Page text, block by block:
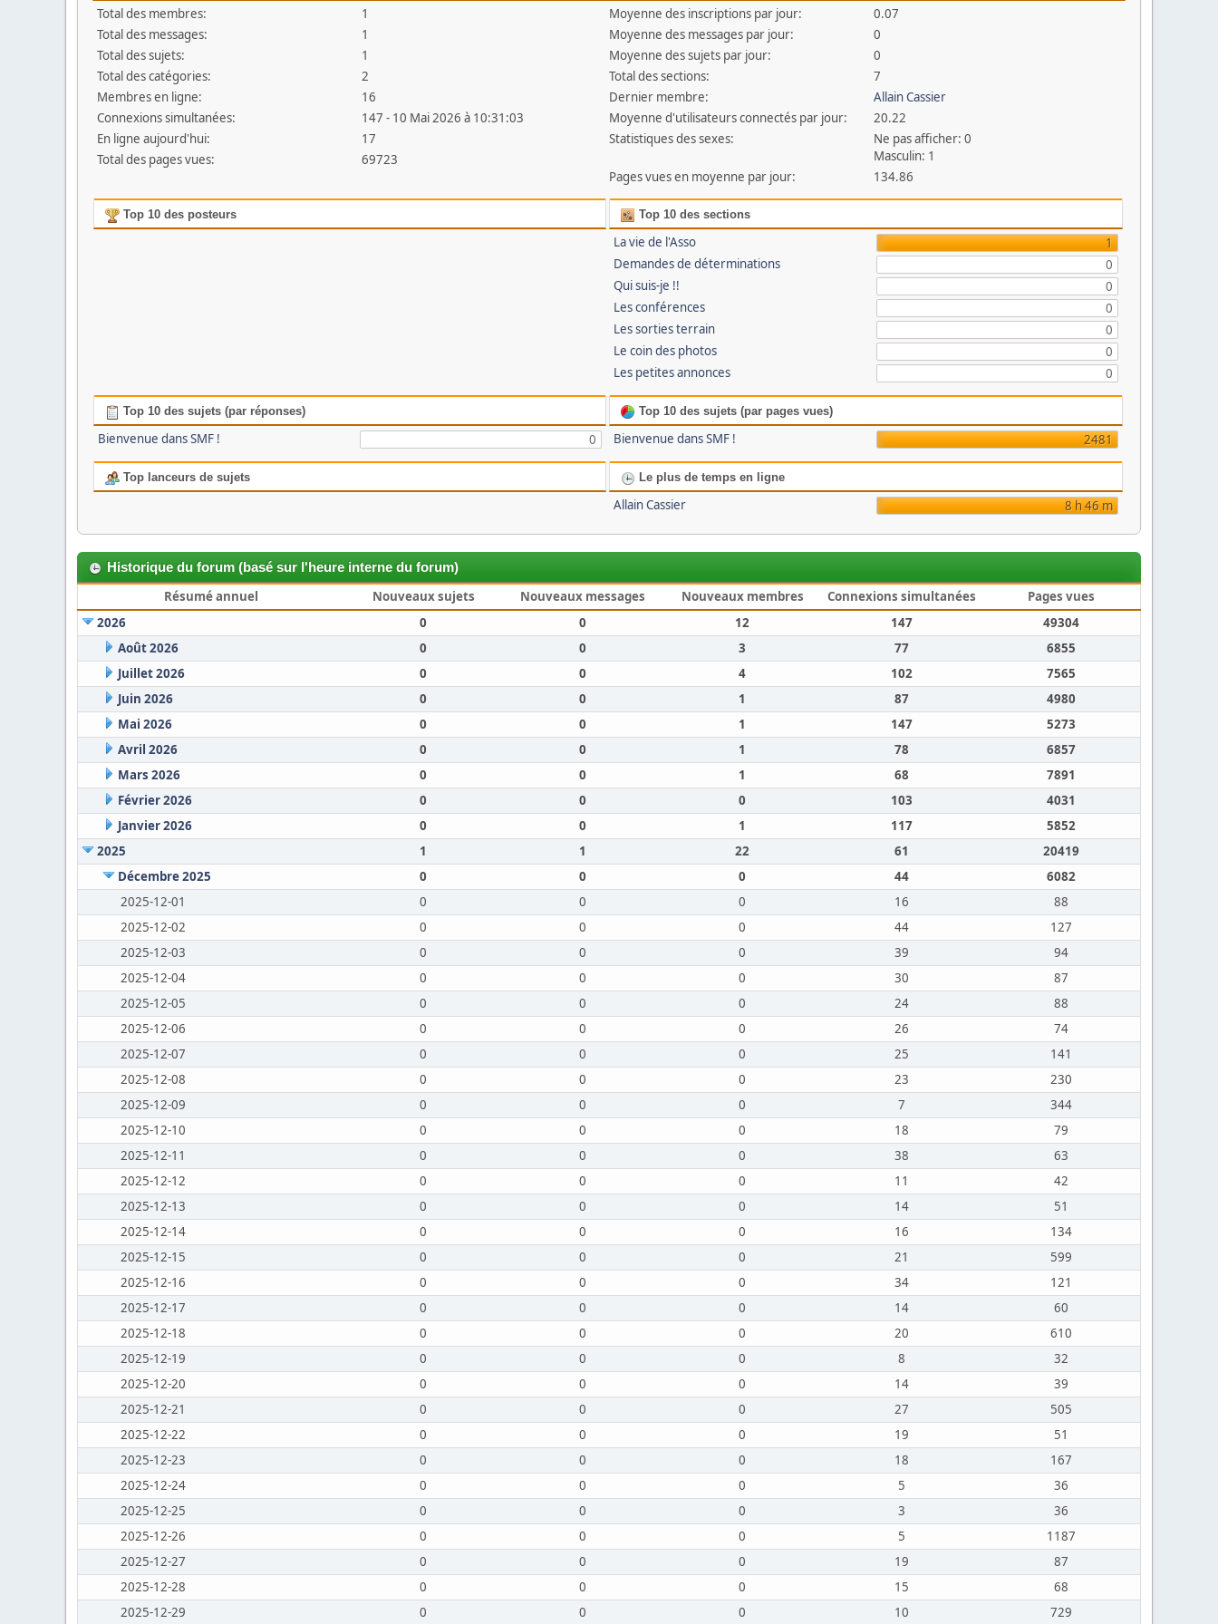
Total des membres:
1
Total des messages:
1
Total des sujets:
1
Total des catégories:
2
Membres en ligne:
16
Connexions simultanées:
147 - 10 Mai 2026 à 10:31:03
En ligne aujourd'hui:
17
Total des pages vues:
69723
Moyenne des inscriptions par jour:
0.07
Moyenne des messages par jour:
0
Moyenne des sujets par jour:
0
Total des sections:
7
Dernier membre:
Allain Cassier
Moyenne d'utilisateurs connectés par jour:
20.22
Statistiques des sexes:
Ne pas afficher: 0
Masculin: 1
Pages vues en moyenne par jour:
134.86
Top 10 des posteurs Top 10 des sections
La vie de l'Asso
1
Demandes de déterminations
0
Qui suis-je !!
0
Les conférences
0
Les sorties terrain
0
Le coin des photos
0
Les petites annonces
0
Top 10 des sujets (par réponses)
Bienvenue dans SMF ! 0
Top 10 des sujets (par pages vues)
Bienvenue dans SMF ! 2481
Top lanceurs de sujets Le plus de temps en ligne
Allain Cassier 8 h 46 m
Historique du forum (basé sur l'heure interne du forum)
Résumé annuel Nouveaux sujets Nouveaux messages Nouveaux membres Connexions simultanées
Pages vues
2026
0 0 12 147
49304
Août 2026
0 0 3 77
6855
Juillet 2026
0 0 4 102
7565
Juin 2026
0 0 1 87
4980
Mai 2026
0 0 1 147
5273
Avril 2026
0 0 1 78
6857
Mars 2026
0 0 1 68
7891
Février 2026
0 0 0 103
4031
Janvier 2026
0 0 1 117
5852
2025
1 1 22 61
20419
Décembre 2025
0 0 0 44
6082
2025-12-01
0 0 0 16
88
2025-12-02
0 0 0 44
127
2025-12-03
0 0 0 39
94
2025-12-04
0 0 0 30
87
2025-12-05
0 0 0 24
88
2025-12-06
0 0 0 26
74
2025-12-07
0 0 0 25
141
2025-12-08
0 0 0 23
230
2025-12-09
0 0 0 7
344
2025-12-10
0 0 0 18
79
2025-12-11
0 0 0 38
63
2025-12-12
0 0 0 11
42
2025-12-13
0 0 0 14
51
2025-12-14
0 0 0 16
134
2025-12-15
0 0 0 21
599
2025-12-16
0 0 0 34
121
2025-12-17
0 0 0 14
60
2025-12-18
0 0 0 20
610
2025-12-19
0 0 0 8
32
2025-12-20
0 0 0 14
39
2025-12-21
0 0 0 27
505
2025-12-22
0 0 0 19
51
2025-12-23
0 0 0 18
167
2025-12-24
0 0 0 5
36
2025-12-25
0 0 0 3
36
2025-12-26
0 0 0 5
1187
2025-12-27
0 0 0 19
87
2025-12-28
0 0 0 15
68
2025-12-29
0 0 0 10 729